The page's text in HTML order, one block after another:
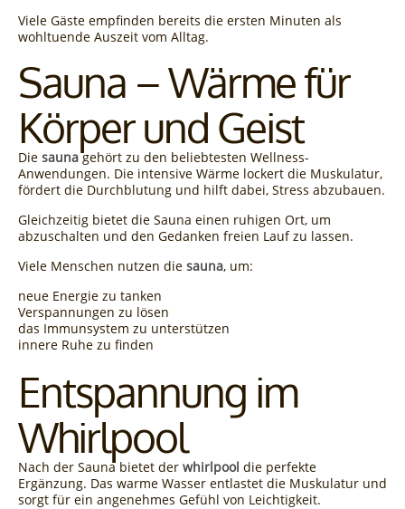
Viele Gäste empfinden bereits die ersten Minuten als
wohltuende Auszeit vom Alltag.
Sauna – Wärme für
Körper und Geist
Die saunagehört zu den beliebtesten Wellness-
Anwendungen. Die intensive Wärme lockert die Muskulatur,
fördert die Durchblutung und hilft dabei, Stress abzubauen.
Gleichzeitig bietet die Sauna einen ruhigen Ort, um
abzuschalten und den Gedanken freien Lauf zu lassen.
Viele Menschen nutzen die sauna, um:
neue Energie zu tanken
Verspannungen zu lösen
das Immunsystem zu unterstützen
innere Ruhe zu finden
Entspannung im
Whirlpool
Nach der Sauna bietet der whirlpool die perfekte
Ergänzung. Das warme Wasser entlastet die Muskulatur und
sorgt für ein angenehmes Gefühl von Leichtigkeit.